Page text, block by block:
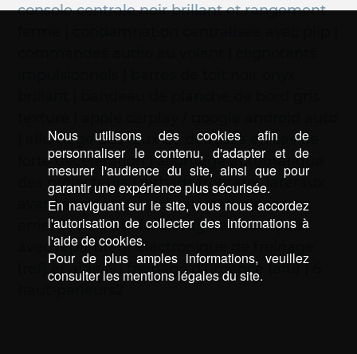
console centrale noir brillant et rangement
| allumage des feux de detresse en cas de
forte deceleration | allumage automatique
des projecteurs | airbags frontaux, lateraux
avant et rideaux | aide au stationnement
arriere | aide au demarrage en cote | abs
avec repartiteur electronique de freinage
(ref) et aide au freinage d'urgence (afu) | 6
Nous utilisons des cookies afin de
personnaliser le contenu, d'adapter et de
mesurer l'audience du site, ainsi que pour
garantir une expérience plus sécurisée.
En naviguant sur le site, vous nous accordez
l'autorisation de collecter des informations à
l'aide de cookies.
Pour de plus amples informations, veuillez
consulter les mentions légales du site.